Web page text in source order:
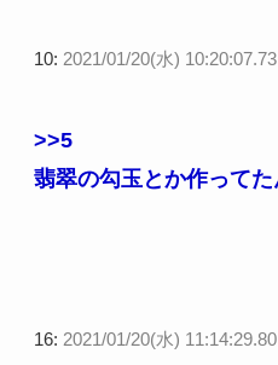
10: 2021/01/20(水)
>>5
翡翠の勾玉とか作ってた
16: 2021/01/20(水)